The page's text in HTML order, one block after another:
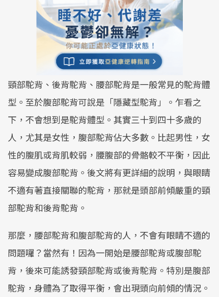
頸部駝背、後背駝背、腰部駝背是一般常見的駝背體
型。至於腹部駝背可說是「隱藏型駝背」。乍看之
下，不會想到是駝背體型。其實三十到四十多歲的
人，尤其是女性，腹部駝背佔大多數。比起男性，女
性的腹肌或背肌較弱，腰腹部的骨骼較不平衡，因此
容易變成腹部駝背。後文將有更詳細的說明，與眼睛
不適有著直接關聯的駝背，那就是頭部前傾嚴重的頸
部駝背和後背駝背。
那麼，腰部駝背和腹部駝背的人，不會有眼睛不適的
問題囉？當然有！因為一開始是腰部駝背或腹部駝
背，後來可能誘發頸部駝背或後背駝背。特別是腹部
駝背，身體為了取得平衡，會出現頭向前傾的情況。